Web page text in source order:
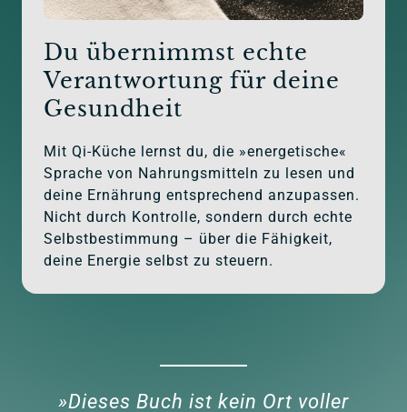
Du übernimmst echte
Verantwortung für deine
Gesundheit
Mit Qi-Küche lernst du, die »energetische«
Sprache von Nahrungsmitteln zu lesen und
deine Ernährung entsprechend anzupassen.
Nicht durch Kontrolle, sondern durch echte
Selbstbestimmung – über die Fähigkeit,
deine Energie selbst zu steuern.
»Dieses Buch ist kein Ort voller